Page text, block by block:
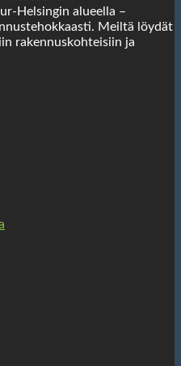
Helsingin alueella –
Meiltä löydät
rakennuskohteisiin ja